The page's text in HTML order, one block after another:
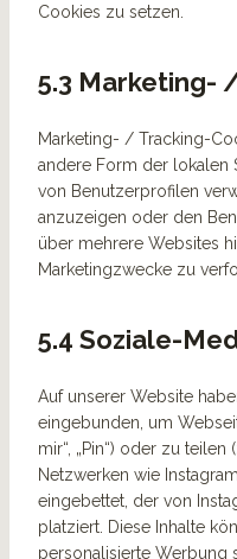
Cookies zu setzen.
5.3 Marketing-
Marketing- / Tracking-
andere Form der lokalen
von Benutzerprofilen
anzuzeigen oder den
über mehrere Websites
Marketingzwecke zu
5.4 Soziale-
Auf unserer Website
eingebunden, um
mir“, „Pin“) oder zu teilen
Netzwerken wie
eingebettet, der von
platziert. Diese Inhalte
personalisierte Werbung